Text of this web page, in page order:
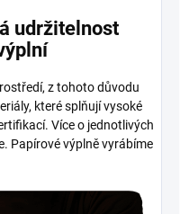
udržitelnost
z tohoto důvodu
které splňují vysoké
Více o jednotlivých
Papírové výplně vyrábíme